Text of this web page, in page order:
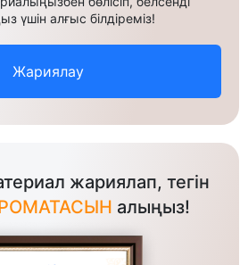
үшін алғыс білдіреміз!
Жариялау
жариялап, тегін
алыңыз!